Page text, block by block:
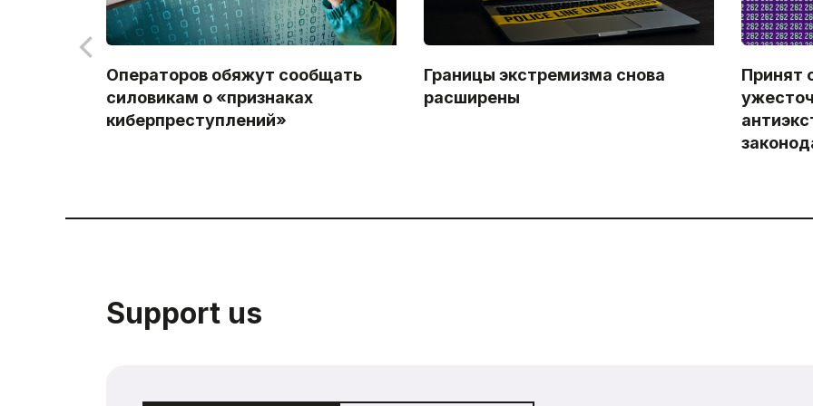
Операторов обяжут сообщать
силовикам о «признаках
киберпреступлений»
Границы экстремизма снова
расширены
Принят
Support us